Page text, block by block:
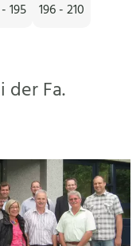
195
196 - 210
der Fa.